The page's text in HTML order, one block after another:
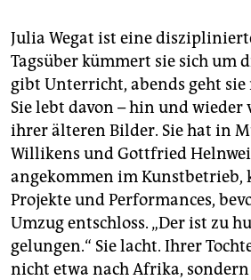
Julia Wegat ist eine
Tagsüber kümmert sie sich um
gibt Unterricht, abends geht sie
Sie lebt davon – hin und wieder
ihrer älteren Bilder. Sie hat in
Willikens und Gottfried
angekommen im Kunstbetrieb,
Projekte und Performances,
Umzug entschloss. „Der ist zu
gelungen.“ Sie lacht. Ihrer
nicht etwa nach Afrika,